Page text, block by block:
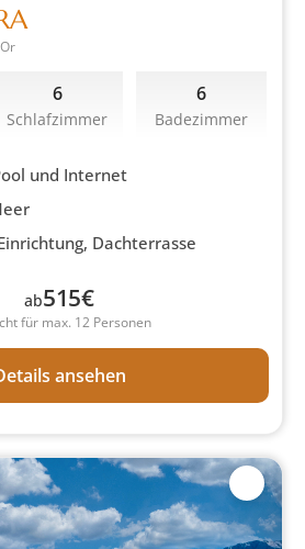
6
Schlafzimmer
6
Badezimmer
und Internet
Dachterrasse
ab515€
für max. 12 Personen
ansehen